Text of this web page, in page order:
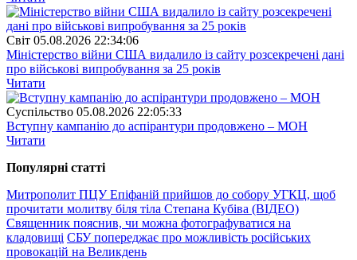
Свiт 05.08.2026 22:34:06
Міністерство війни США видалило із сайту розсекречені дані
про військові випробування за 25 років
Читати
Суспiльство 05.08.2026 22:05:33
Вступну кампанію до аспірантури продовжено – МОН
Читати
Популярнi статтi
Митрополит ПЦУ Епіфаній прийшов до собору УГКЦ, щоб
прочитати молитву біля тіла Степана Кубіва (ВІДЕО)
Священник пояснив, чи можна фотографуватися на
кладовищі СБУ попереджає про можливість російських
провокацій на Великдень